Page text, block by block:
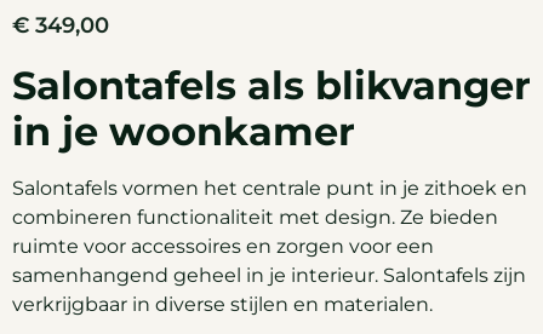
€ 349,00
Salontafels als blikvanger
in je woonkamer
Salontafels vormen het centrale punt in je zithoek en
combineren functionaliteit met design. Ze bieden
ruimte voor accessoires en zorgen voor een
samenhangend geheel in je interieur. Salontafels zijn
verkrijgbaar in diverse stijlen en materialen.